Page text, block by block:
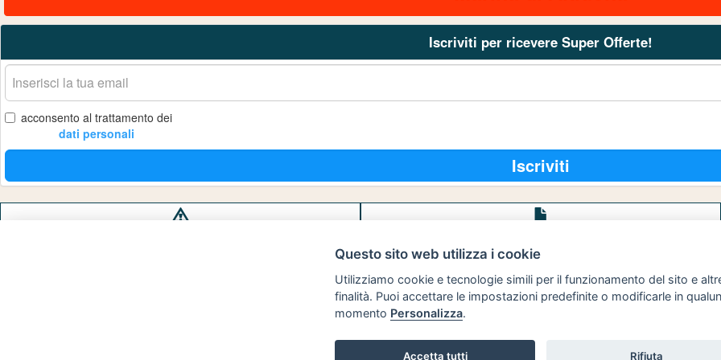
Iscriviti per ricevere Super Offerte!
La
tua
email
acconsento al trattamento dei
dati personali
Iscriviti
legale
Preferenze cookie
SVILUPPO TURISMO ITALIA S.r.L. unipersonale
Questo sito web utilizza i cookie
Utilizziamo cookie e tecnologie simili per il funzionamento del sito e
finalità. Puoi accettare le impostazioni predefinite o modificarle in
momento Personalizza.
Accetta tutti Rifiuta